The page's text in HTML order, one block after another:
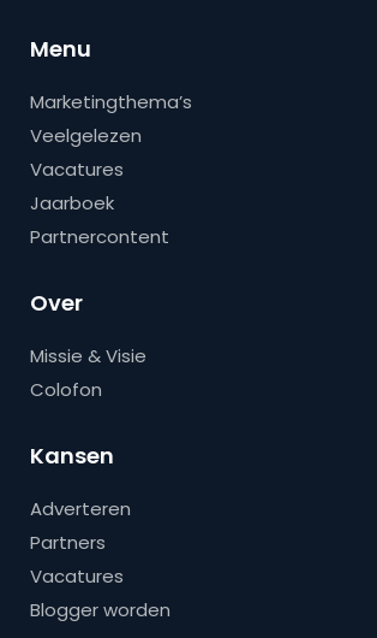
Menu
Marketingthema’s
Veelgelezen
Vacatures
Jaarboek
Partnercontent
Over
Missie & Visie
Colofon
Kansen
Adverteren
Partners
Vacatures
Blogger worden